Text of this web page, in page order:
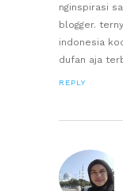
nginspirasi
blogger.
indonesia
dufan aja
REPLY